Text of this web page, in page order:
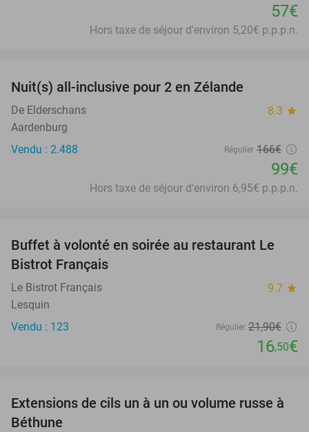
57€
Hors taxe de séjour d'environ 5,20€ p.p.p.n.
Nuit(s) all-inclusive pour 2 en Zélande
De Elderschans 8.3 star
Aardenburg
Vendu : 2.488
Régulier 166€
99€
Hors taxe de séjour d'environ 6,95€ p.p.p.n.
25%
Buffet à volonté en soirée au restaurant Le
Bistrot Français
Le Bistrot Français 9.7 star
Lesquin
Vendu : 123
Régulier 21,90€
16,50€
42%
Extensions de cils un à un ou volume russe à
Béthune